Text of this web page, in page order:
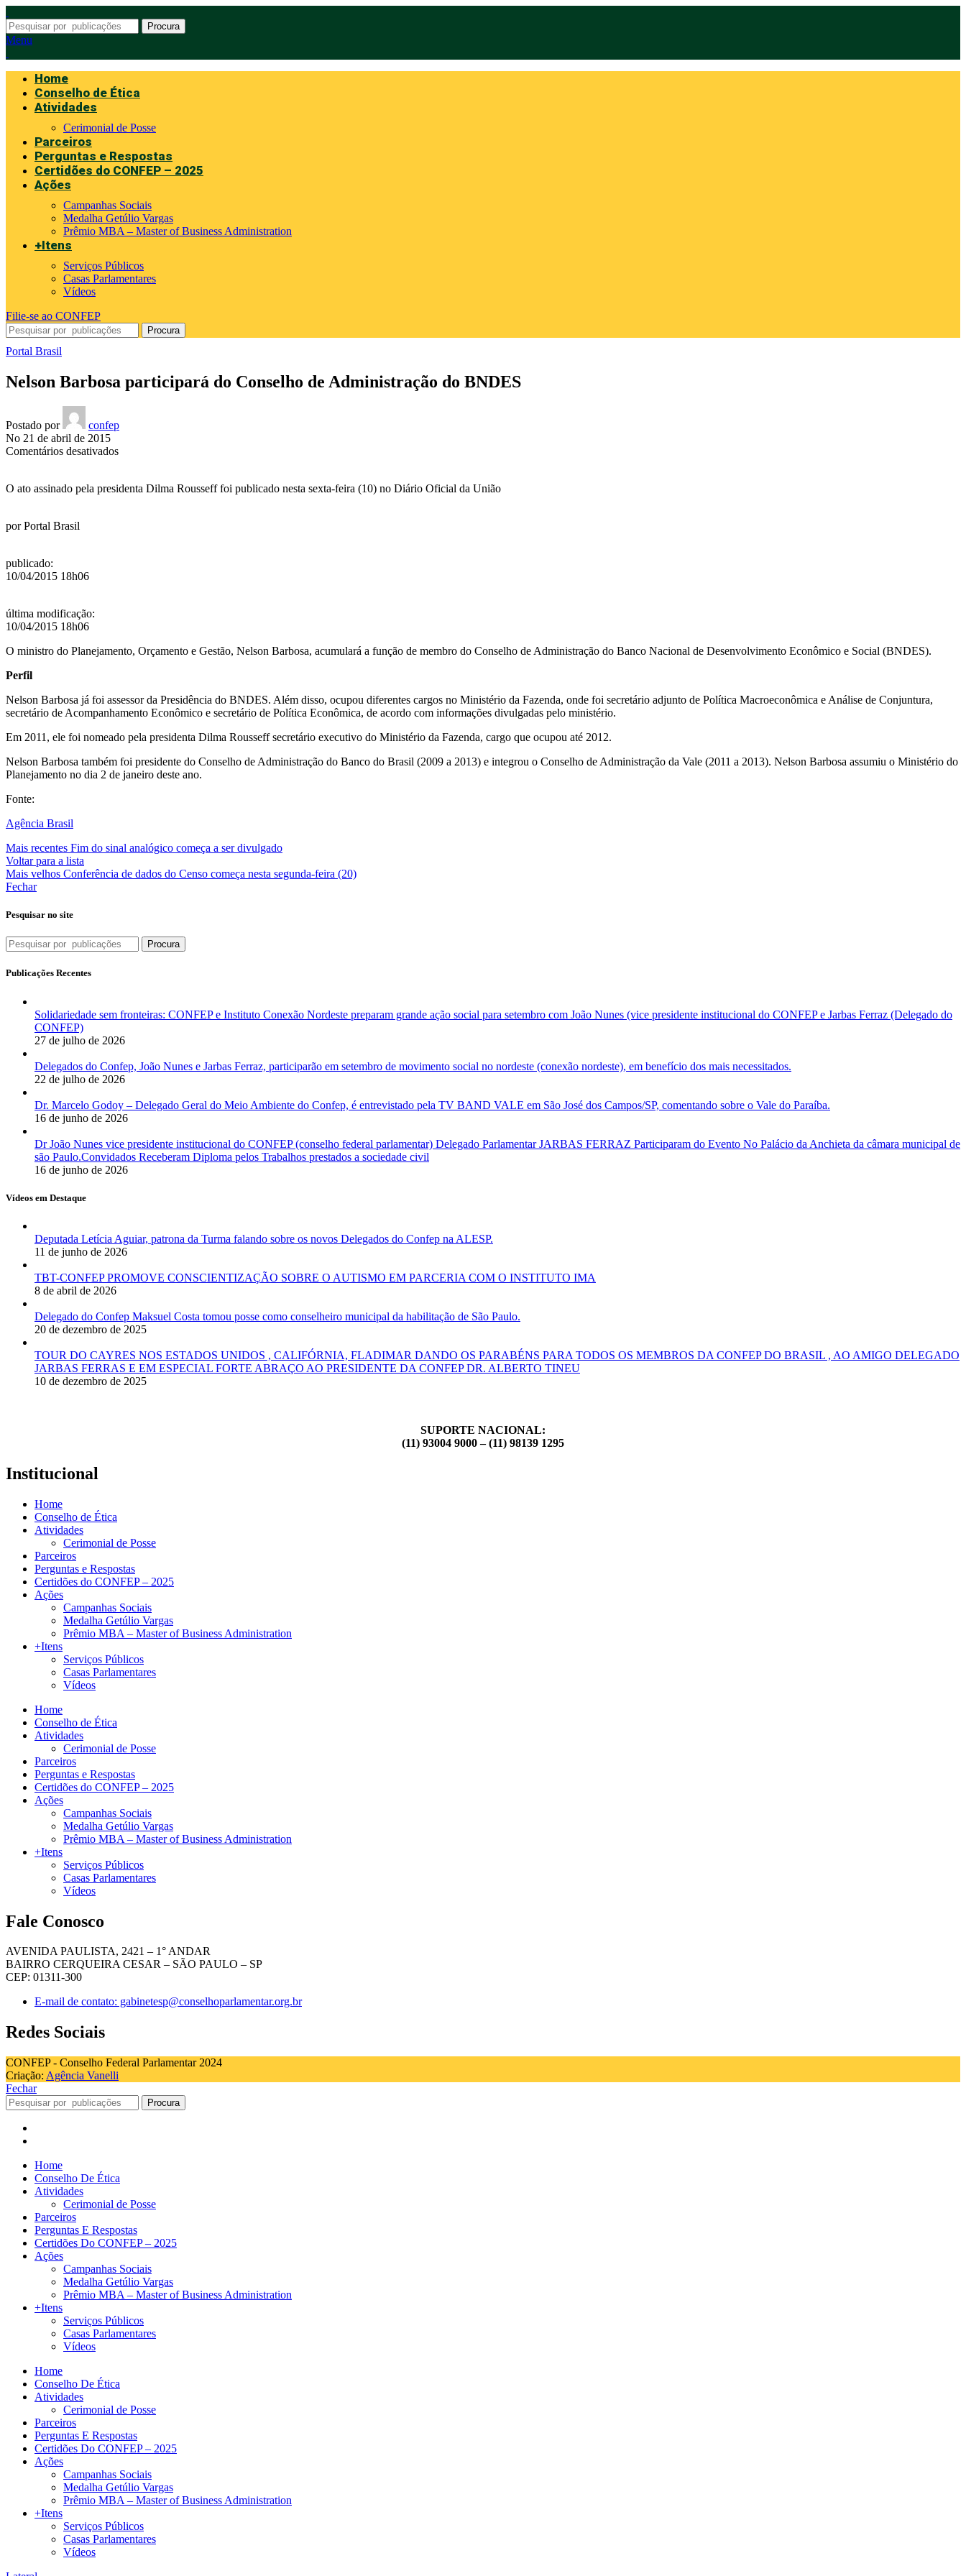
Procura
Menu
Home
Conselho de Ética
Atividades
Cerimonial de Posse
Parceiros
Perguntas e Respostas
Certidões do CONFEP – 2025
Ações
Campanhas Sociais
Medalha Getúlio Vargas
Prêmio MBA – Master of Business Administration
+Itens
Serviços Públicos
Casas Parlamentares
Vídeos
Filie-se ao CONFEP
Procura
Portal Brasil
Nelson Barbosa participará do Conselho de Administração do BNDES
Postado por
confep
No 21 de abril de 2015
Comentários desativadosem
participará
O ato assinado pela presidenta Dilma Rousseff foi publicado nesta sexta-feira (10) no Diário Oficial da União
porPortal Brasil
publicado:
10/04/2015 18h06
última modificação:
10/04/2015 18h06
O ministro do Planejamento, Orçamento e Gestão, Nelson Barbosa, acumulará a função de membro do Conselho de Administração do Banco Nacional de Desenvolvimento Econômico e Social (BNDES).
Perfil
Nelson Barbosa já foi assessor da Presidência do BNDES. Além disso, ocupou diferentes cargos no Ministério da Fazenda, onde foi secretário adjunto de Política Macroeconômica e Análise de Conjuntura,
secretário de Acompanhamento Econômico e secretário de Política Econômica, de acordo com informações divulgadas pelo ministério.
Em 2011, ele foi nomeado pela presidenta Dilma Rousseff secretário executivo do Ministério da Fazenda, cargo que ocupou até 2012.
Nelson Barbosa também foi presidente do Conselho de Administração do Banco do Brasil (2009 a 2013) e integrou o Conselho de Administração da Vale (2011 a 2013). Nelson Barbosa assumiu o Ministério do
Planejamento no dia 2 de janeiro deste ano.
Fonte:
Agência Brasil
Mais recentes Fim do sinal analógico começa a ser divulgado
Voltar para a lista
Mais velhos Conferência de dados do Censo começa nesta segunda-feira (20)
Fechar
Pesquisar no site
Procura
Publicações Recentes
Solidariedade sem fronteiras: CONFEP e Instituto Conexão Nordeste preparam grande ação social para setembro com João Nunes (vice presidente institucional do CONFEP e Jarbas Ferraz (Delegado do
CONFEP)
27 de julho de 2026
Delegados do Confep, João Nunes e Jarbas Ferraz, participarão em setembro de movimento social no nordeste (conexão nordeste), em benefício dos mais necessitados.
22 de julho de 2026
Dr. Marcelo Godoy – Delegado Geral do Meio Ambiente do Confep, é entrevistado pela TV BAND VALE em São José dos Campos/SP, comentando sobre o Vale do Paraíba.
16 de junho de 2026
Dr João Nunes vice presidente institucional do CONFEP (conselho federal parlamentar) Delegado Parlamentar JARBAS FERRAZ Participaram do Evento No Palácio da Anchieta da câmara municipal de
são Paulo.Convidados Receberam Diploma pelos Trabalhos prestados a sociedade civil
16 de junho de 2026
Vídeos em Destaque
Deputada Letícia Aguiar, patrona da Turma falando sobre os novos Delegados do Confep na ALESP.
11 de junho de 2026
TBT-CONFEP PROMOVE CONSCIENTIZAÇÃO SOBRE O AUTISMO EM PARCERIA COM O INSTITUTO IMA
8 de abril de 2026
Delegado do Confep Maksuel Costa tomou posse como conselheiro municipal da habilitação de São Paulo.
20 de dezembro de 2025
TOUR DO CAYRES NOS ESTADOS UNIDOS , CALIFÓRNIA, FLADIMAR DANDO OS PARABÉNS PARA TODOS OS MEMBROS DA CONFEP DO BRASIL , AO AMIGO DELEGADO
JARBAS FERRAS E EM ESPECIAL FORTE ABRAÇO AO PRESIDENTE DA CONFEP DR. ALBERTO TINEU
10 de dezembro de 2025
SUPORTE NACIONAL:
(11) 93004 9000 – (11) 98139 1295
Institucional
Home
Conselho de Ética
Atividades
Cerimonial de Posse
Parceiros
Perguntas e Respostas
Certidões do CONFEP – 2025
Ações
Campanhas Sociais
Medalha Getúlio Vargas
Prêmio MBA – Master of Business Administration
+Itens
Serviços Públicos
Casas Parlamentares
Vídeos
Home
Conselho de Ética
Atividades
Cerimonial de Posse
Parceiros
Perguntas e Respostas
Certidões do CONFEP – 2025
Ações
Campanhas Sociais
Medalha Getúlio Vargas
Prêmio MBA – Master of Business Administration
+Itens
Serviços Públicos
Casas Parlamentares
Vídeos
Fale Conosco
AVENIDA PAULISTA, 2421 – 1° ANDAR
BAIRRO CERQUEIRA CESAR – SÃO PAULO – SP
CEP: 01311-300
E-mail de contato: gabinetesp@conselhoparlamentar.org.br
Redes Sociais
CONFEP - Conselho Federal Parlamentar 2024
Criação: Agência Vanelli
Fechar
Procura
Home
Conselho De Ética
Atividades
Cerimonial de Posse
Parceiros
Perguntas E Respostas
Certidões Do CONFEP – 2025
Ações
Campanhas Sociais
Medalha Getúlio Vargas
Prêmio MBA – Master of Business Administration
+Itens
Serviços Públicos
Casas Parlamentares
Vídeos
Home
Conselho De Ética
Atividades
Cerimonial de Posse
Parceiros
Perguntas E Respostas
Certidões Do CONFEP – 2025
Ações
Campanhas Sociais
Medalha Getúlio Vargas
Prêmio MBA – Master of Business Administration
+Itens
Serviços Públicos
Casas Parlamentares
Vídeos